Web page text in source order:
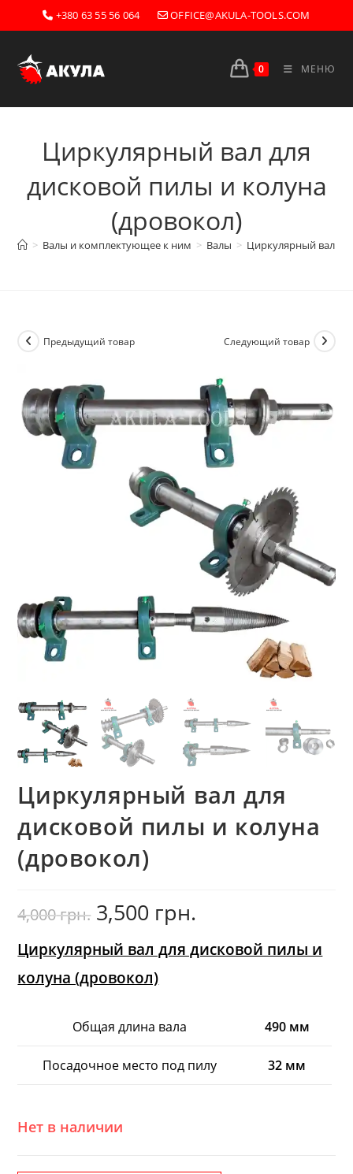
Перейти
к
+380 63 55 56 064 OFFICE@AKULA-TOOLS.COM
0 МЕНЮ
Циркулярный вал для
дисковой пилы и колуна
(дровокол)
> Валы и комплектующее к ним > Валы > Циркулярный вал
Предыдущий товар Следующий товар
Циркулярный вал для
дисковой пилы и колуна
(дровокол)
4,000грн. Первоначальная
цена
составляла
4,000
3,500 грн.
Циркулярный вал для дисковой пилы и
колуна (дровокол)
Общая длина вала 490 мм
Посадочное место под пилу 32 мм
Нет в наличии